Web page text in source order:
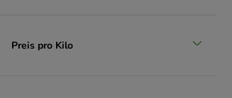
Preis pro Kilo